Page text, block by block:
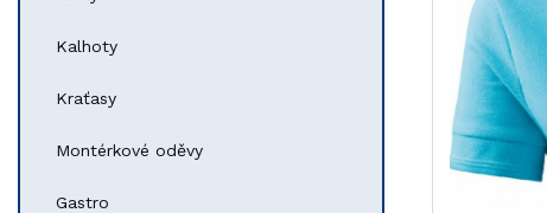
Kalhoty
Kraťasy
Montérkové oděvy
Gastro